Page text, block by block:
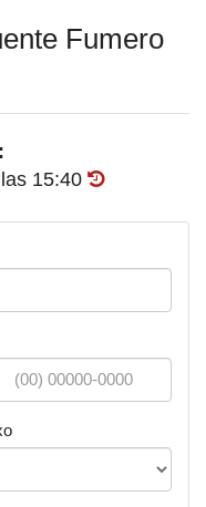
Fumero
15:40